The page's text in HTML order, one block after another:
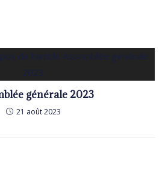
générale 2023
21 août 2023